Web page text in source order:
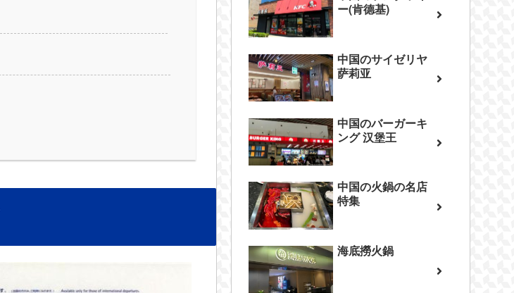
ー(肯德基)
中国のサイゼリヤ
萨莉亚
中国のバーガーキ
ング 汉堡王
中国の火鍋の名店
特集
海底撈火鍋